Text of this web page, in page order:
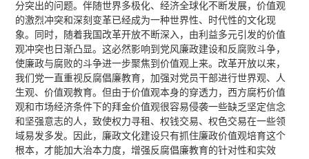
分突出的问题。伴随世界多极化、经济全球化不断发展，价值观
的激烈冲突和深刻变革已经成为一种世界性、时代性的文化现
象。同时，随着我国改革开放不断深入，由利益多元引发的价值
观冲突也日渐凸显。这必然影响到党风廉政建设和反腐败斗争，
使廉政与腐败的斗争进一步聚焦到价值观上来。改革开放以来，
我们党一直重视反腐倡廉教育，加强对党员干部进行世界观、人
生观、价值观教育。但由于价值观本身的穿透力，西方腐朽价值
观和市场经济条件下的拜金价值观很容易侵袭一些缺乏坚定信念
和坚强意志的人，致使权力寻租、权钱交易、权色交易在一些领
域易发多发。因此，廉政文化建设只有抓住廉政价值观培育这个
根本，才能加大治本力度，增强反腐倡廉教育的针对性和实效